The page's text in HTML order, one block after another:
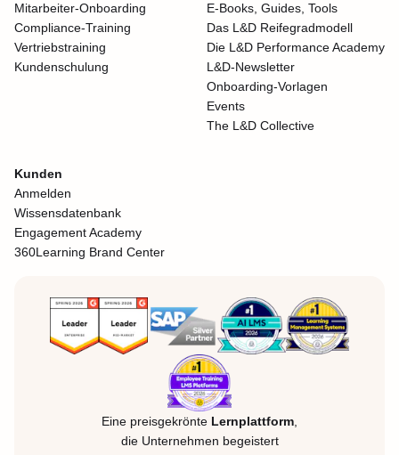
Mitarbeiter-Onboarding
Compliance-Training
Vertriebstraining
Kundenschulung
E-Books, Guides, Tools
Das L&D Reifegradmodell
Die L&D Performance Academy
L&D-Newsletter
Onboarding-Vorlagen
Events
The L&D Collective
Kunden
Anmelden
Wissensdatenbank
Engagement Academy
360Learning Brand Center
Eine preisgekrönte Lernplattform
die Unternehmen begeistert